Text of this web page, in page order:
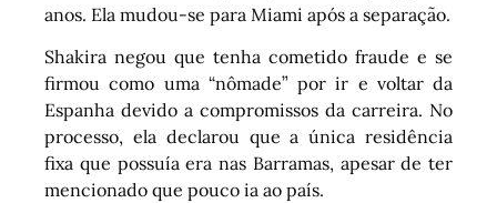
anos. Ela mudou-se para Miami após a separação.
Shakira negou que tenha cometido fraude e se
firmou como uma “nômade” por ir e voltar da
Espanha devido a compromissos da carreira. No
processo, ela declarou que a única residência
fixa que possuía era nas Barramas, apesar de ter
mencionado que pouco ia ao país.